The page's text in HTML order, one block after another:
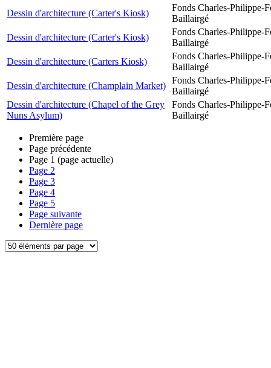
Dessin d'architecture (Carter's Kiosk)
Fonds Charles-Philippe-
Baillairgé
Dessin d'architecture (Carter's Kiosk)
Fonds Charles-Philippe-
Baillairgé
Dessin d'architecture (Carters Kiosk)
Fonds Charles-Philippe-
Baillairgé
Dessin d'architecture (Champlain Market)
Fonds Charles-Philippe-
Baillairgé
Dessin d'architecture (Chapel of the Grey
Nuns Asylum)
Fonds Charles-Philippe-
Baillairgé
Première page
Page précédente
Page 1 (page actuelle)
Page 2
Page 3
Page 4
Page 5
Page suivante
Dernière page